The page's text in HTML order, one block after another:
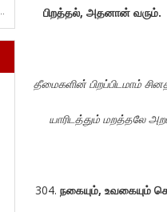
பிறத்தல், அதனான் வரும்.
தீமைகளின் பிறப்பிடமாம்
யாரிடத்தும் மறத்தலே
நகையும், உவகையும்